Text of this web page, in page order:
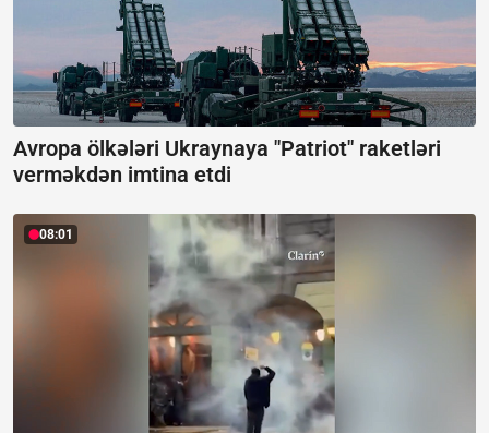
Avropa ölkələri Ukraynaya "Patriot" raketləri
verməkdən imtina etdi
08:01